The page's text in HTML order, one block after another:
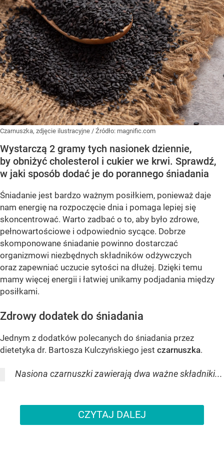
Czarnuszka, zdjęcie ilustracyjne / Źródło: magnific.com
Wystarczą 2 gramy tych nasionek dziennie,
by obniżyć cholesterol i cukier we krwi. Sprawdź,
w jaki sposób dodać je do porannego śniadania
Śniadanie jest bardzo ważnym posiłkiem, ponieważ daje
nam energię na rozpoczęcie dnia i pomaga lepiej się
skoncentrować. Warto zadbać o to, aby było zdrowe,
pełnowartościowe i odpowiednio sycące. Dobrze
skomponowane śniadanie powinno dostarczać
organizmowi niezbędnych składników odżywczych
oraz zapewniać uczucie sytości na dłużej. Dzięki temu
mamy więcej energii i łatwiej unikamy podjadania między
posiłkami.
Zdrowy dodatek do śniadania
Jednym z dodatków polecanych do śniadania przez
dietetyka dr. Bartosza Kulczyńskiego jest czarnuszka.
Nasiona czarnuszki zawierają dwa ważne składniki...
CZYTAJ DALEJ